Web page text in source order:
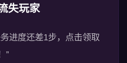
失玩家
进度还差1步，点击领取
”